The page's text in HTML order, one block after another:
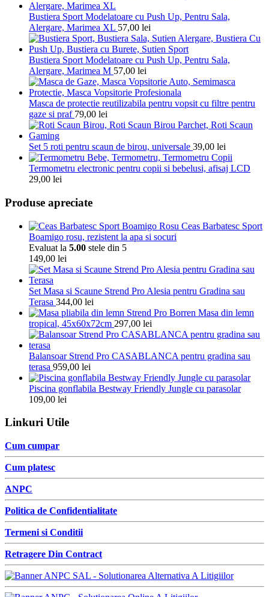
Bustiera Sport Modelatoare cu Push Up, Pentru Sala,
Alergare, Marimea XL 57,00 lei
Bustiera Sport Modelatoare cu Push Up, Pentru Sala,
Alergare, Marimea M 57,00 lei
Masca de protectie reutilizabila pentru vopsit cu filtre pentru
gaze si praf 79,00 lei
Set 5 roti pentru scaun de birou, universale 39,00 lei
Termometru electronic pentru copii si bebelusi, afisaj LCD
29,00 lei
Produse apreciate
Ceas Barbatesc Sport
Boamigo rosu, rezistent la apa si socuri
Evaluat la 5.00 stele din 5
149,00 lei
Set Masa si Scaune Strend Pro Alesia pentru Gradina sau
Terasa 344,00 lei
Masa din lemn
tropical, 45x60x72cm 297,00 lei
Balansoar Strend Pro CASABLANCA pentru gradina sau
terasa 959,00 lei
Piscina gonflabila Bestway Friendly Jungle cu parasolar
109,00 lei
Linkuri Utile
Cum cumpar
Cum platesc
ANPC
Politica de Confidentialitate
Termeni si Conditii
Retragere Din Contract